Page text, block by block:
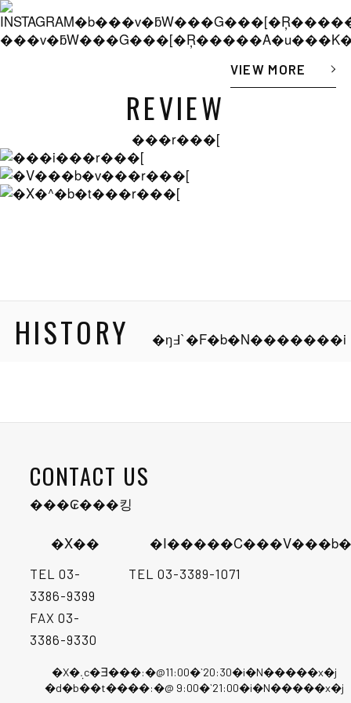
VIEW MORE
REVIEW
���r���[
HISTORY �ŋ߃`�F�b�N�������i
CONTACT US
���₢���킹
�X��
TEL03-
3386-9399
FAX 03-
3386-9330
TEL 03-3389-1071
�X�܉c�Ǝ���:�@11:00�`20:30�i�N�����x�j
�d�b��t����:�@ 9:00�`21:00�i�N�����x�j